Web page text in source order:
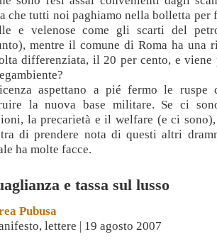
che tutti noi paghiamo nella bolletta
e velenose come gli scarti del
mentre il comune di Roma ha una
differenziata, il 20 per cento, e viene
aspettano a pié fermo le ruspe
la nuova base militare. Se ci
la precarietà e il welfare (e ci
di prendere nota di questi altri
ha molte facce.
e tassa sul lusso
Pubusa
lettere | 19 agosto 2007